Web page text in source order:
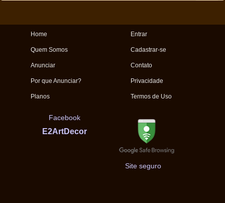
Home
Quem Somos
Anunciar
Por que Anunciar?
Planos
Facebook
E2ArtDecor
Entrar
Cadastrar-se
Contato
Privacidade
Termos de Uso
Site seguro